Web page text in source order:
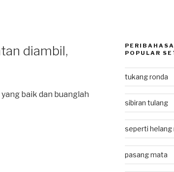
diambil,
baik dan buanglah
POPULAR
tukang ronda
sibiran tulang
seperti helang
pasang mata